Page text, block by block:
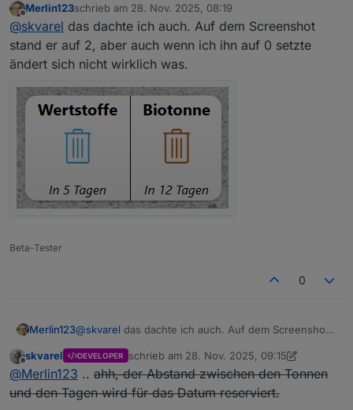
Offline
Merlin123schrieb am 28. Nov. 2025, 08:19
zuletzt editiert von
@skvarel das dachte ich auch. Auf dem Screenshot
stand er auf 2, aber auch wenn ich ihn auf 0 setzte
ändert sich nicht wirklich was.
Beta-Tester
0
Merlin123@skvarel das dachte ich auch. Auf dem Screenshot
ändert sich nicht wirklich was.
Offline
skvarel DEVELOPER schrieb am 28. Nov. 2025, 09:15
zuletzt editiert von skvarel
@Merlin123 .. ahh, der Abstand zwischen den Tonnen
und den Tagen wird für das Datum reserviert.